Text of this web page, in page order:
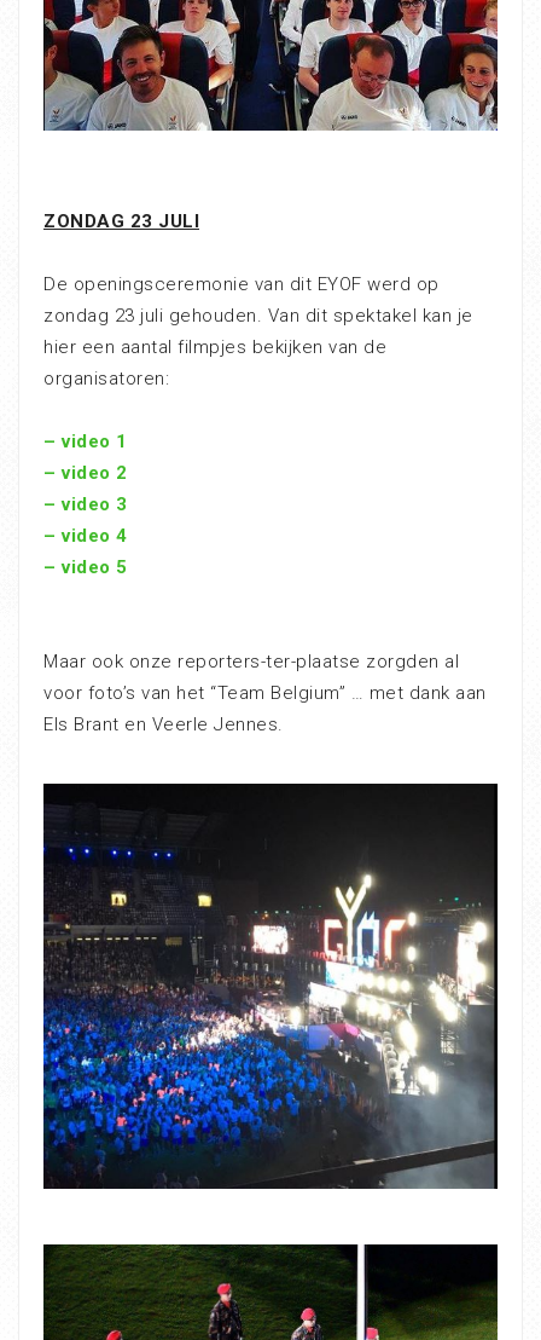
ZONDAG 23 JULI
De openingsceremonie van dit EYOF werd op
zondag 23 juli gehouden. Van dit spektakel kan je
hier een aantal filmpjes bekijken van de
organisatoren:
– video 1
– video 2
– video 3
– video 4
– video 5
Maar ook onze reporters-ter-plaatse zorgden al
voor foto’s van het “Team Belgium” … met dank aan
Els Brant en Veerle Jennes.